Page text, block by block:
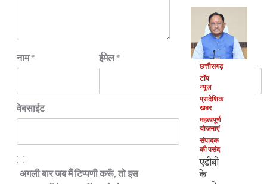
नाम* ईमेल*
वेबसाईट
अगली बार जब मैं टिप्पणी करूँ, तो इस
छत्तीसगढ़
टॉप
न्यूज़
प्रादेशिक
खबर
महत्वपूर्ण
योजनाएं
संपादक
की पसंद
एडीबी
के